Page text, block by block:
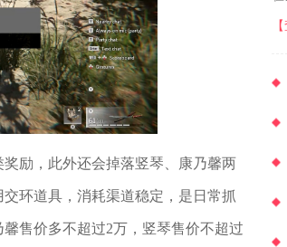
励，此外还会掉落竖琴、康乃馨两
环道具，消耗渠道稳定，是日常抓
售价多不超过2万，竖琴售价不超过